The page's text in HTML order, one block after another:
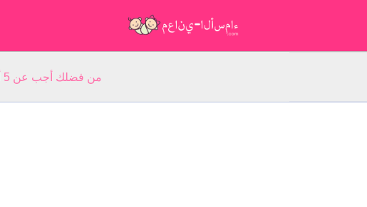
من فضلك أجب عن 5 أسئلة عن اسمك الأول: اسمك هو: